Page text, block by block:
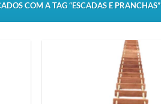
COM A TAG “ESCADAS E PRANCHAS”